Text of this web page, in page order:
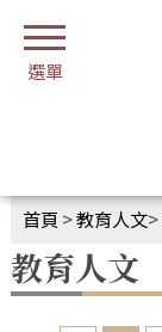
首頁 >教育人文>
教育人文